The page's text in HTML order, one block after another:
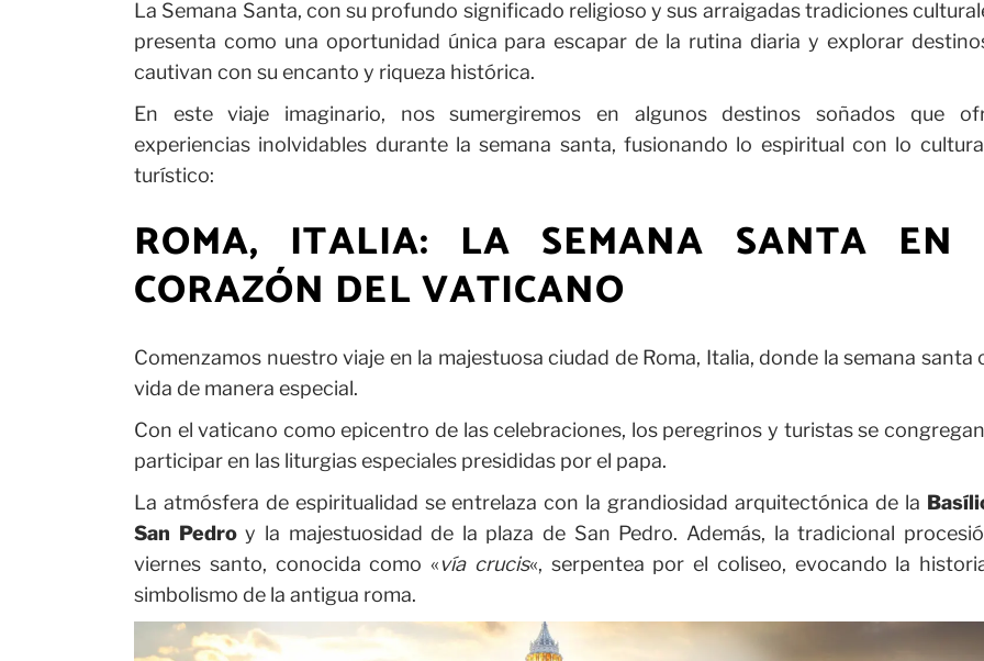
La Semana Santa, con su profundo significado religioso y sus arraigadas tradiciones
presenta como una oportunidad única para escapar de la rutina diaria y explorar
cautivan con su encanto y riqueza histórica.
En este viaje imaginario, nos sumergiremos en algunos destinos soñados que
experiencias inolvidables durante la semana santa, fusionando lo espiritual con lo
turístico:
ROMA, ITALIA: LA SEMANA SANTA EN
CORAZÓN DEL VATICANO
Comenzamos nuestro viaje en la majestuosa ciudad de Roma, Italia, donde la semana santa
vida de manera especial.
Con el vaticano como epicentro de las celebraciones, los peregrinos y turistas se
participar en las liturgias especiales presididas por el papa.
La atmósfera de espiritualidad se entrelaza con la grandiosidad arquitectónica de la
San Pedroy la majestuosidad de la plaza de San Pedro. Además, la tradicional
viernes santo, conocida como «vía crucis«, serpentea por el coliseo, evocando la
simbolismo de la antigua roma.